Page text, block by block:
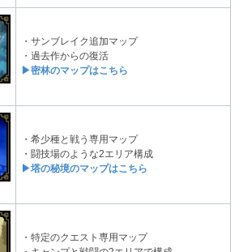
・サンブレイク追加マップ
・過去作からの復活
▶密林のマップはこちら
・希少種と戦う専用マップ
・闘技場のような2エリア構成
▶塔の秘境のマップはこちら
・特定のクエスト専用マップ